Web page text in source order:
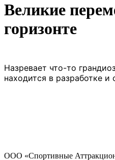
Великие
горизонте
Назревает что-то
находится в разработке и
ООО «Спортивные